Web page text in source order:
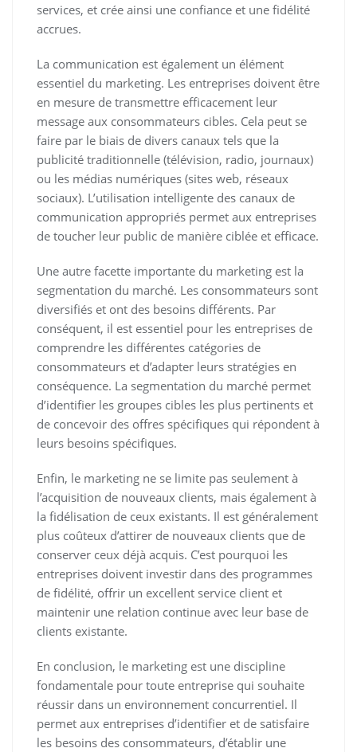
services, et crée ainsi une confiance et une fidélité
accrues.
La communication est également un élément
essentiel du marketing. Les entreprises doivent être
en mesure de transmettre efficacement leur
message aux consommateurs cibles. Cela peut se
faire par le biais de divers canaux tels que la
publicité traditionnelle (télévision, radio, journaux)
ou les médias numériques (sites web, réseaux
sociaux). L’utilisation intelligente des canaux de
communication appropriés permet aux entreprises
de toucher leur public de manière ciblée et efficace.
Une autre facette importante du marketing est la
segmentation du marché. Les consommateurs sont
diversifiés et ont des besoins différents. Par
conséquent, il est essentiel pour les entreprises de
comprendre les différentes catégories de
consommateurs et d’adapter leurs stratégies en
conséquence. La segmentation du marché permet
d’identifier les groupes cibles les plus pertinents et
de concevoir des offres spécifiques qui répondent à
leurs besoins spécifiques.
Enfin, le marketing ne se limite pas seulement à
l’acquisition de nouveaux clients, mais également à
la fidélisation de ceux existants. Il est généralement
plus coûteux d’attirer de nouveaux clients que de
conserver ceux déjà acquis. C’est pourquoi les
entreprises doivent investir dans des programmes
de fidélité, offrir un excellent service client et
maintenir une relation continue avec leur base de
clients existante.
En conclusion, le marketing est une discipline
fondamentale pour toute entreprise qui souhaite
réussir dans un environnement concurrentiel. Il
permet aux entreprises d’identifier et de satisfaire
les besoins des consommateurs, d’établir une